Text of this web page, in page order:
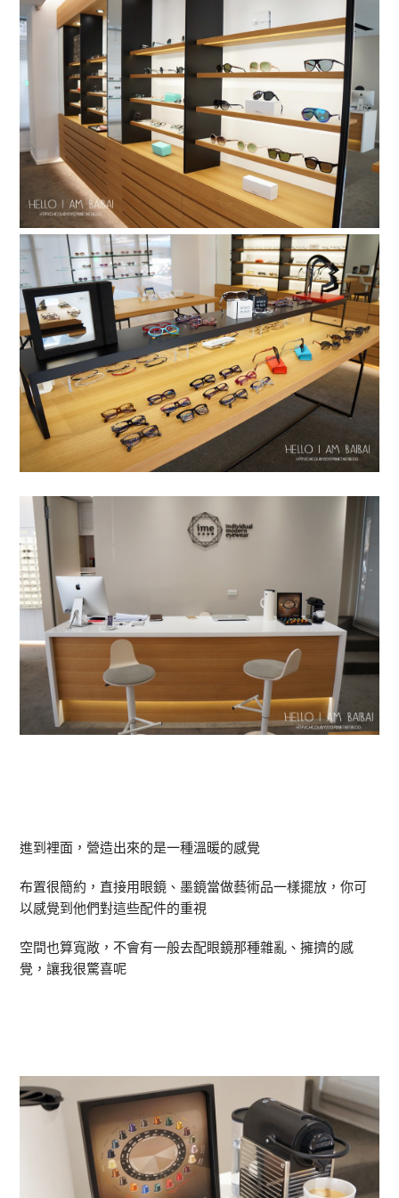
進到裡面，營造出來的是一種溫暖的感覺
布置很簡約，直接用眼鏡、墨鏡當做藝術品一樣擺放，你可
以感覺到他們對這些配件的重視
空間也算寬敞，不會有一般去配眼鏡那種雜亂、擁擠的感
覺，讓我很驚喜呢